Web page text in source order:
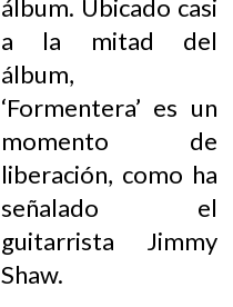
álbum. Ubicado casi
a la mitad del
álbum,
‘Formentera’ es un
momento de
liberación, como ha
señalado el
guitarrista Jimmy
Shaw.